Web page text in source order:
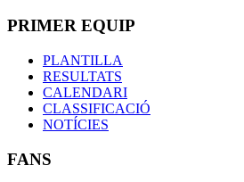
PRIMER EQUIP
PLANTILLA
RESULTATS
CALENDARI
CLASSIFICACIÓ
NOTÍCIES
FANS